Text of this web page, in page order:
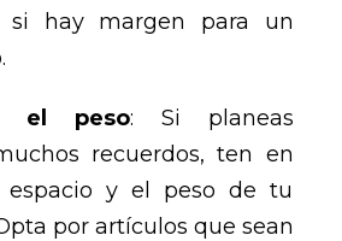
si hay margen para un
el peso: Si planeas
recuerdos, ten en
espacio y el peso de tu
por artículos que sean